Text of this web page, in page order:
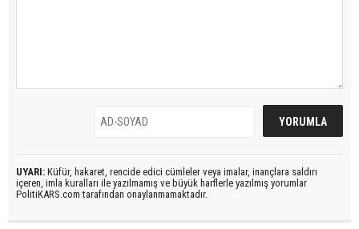
UYARI: Küfür, hakaret, rencide edici cümleler veya imalar, inançlara saldırı
içeren, imla kuralları ile yazılmamış ve büyük harflerle yazılmış yorumlar
PolitiKARS.com tarafından onaylanmamaktadır.